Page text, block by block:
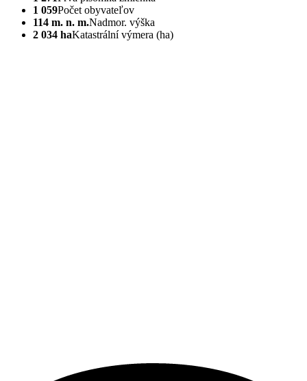
1 059Počet obyvateľov
114 m. n. m.Nadmor. výška
2 034 haKatastrální výmera (ha)